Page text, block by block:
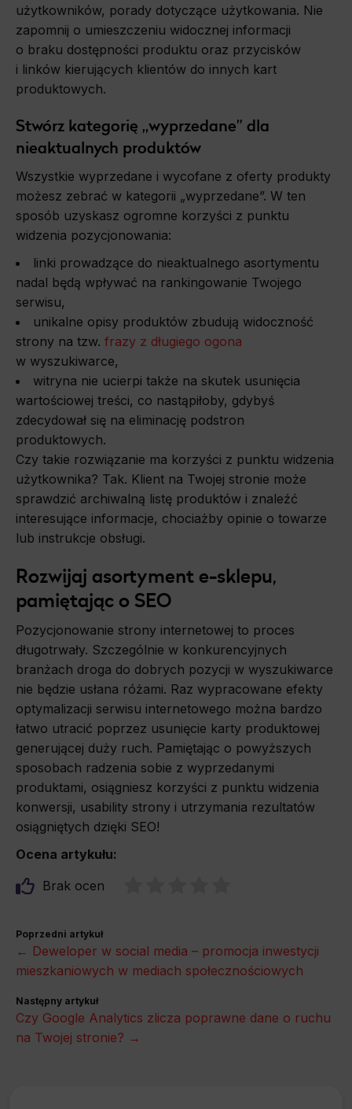
użytkowników, porady dotyczące użytkowania. Nie
zapomnij o umieszczeniu widocznej informacji
o braku dostępności produktu oraz przycisków
i linków kierujących klientów do innych kart
produktowych.
Stwórz kategorię „wyprzedane” dla
nieaktualnych produktów
Wszystkie wyprzedane i wycofane z oferty produkty
możesz zebrać w kategorii „wyprzedane”. W ten
sposób uzyskasz ogromne korzyści z punktu
widzenia pozycjonowania:
linki prowadzące do nieaktualnego asortymentu
nadal będą wpływać na rankingowanie Twojego
serwisu,
unikalne opisy produktów zbudują widoczność
strony na tzw. frazy z długiego ogona
w wyszukiwarce,
witryna nie ucierpi także na skutek usunięcia
wartościowej treści, co nastąpiłoby, gdybyś
zdecydował się na eliminację podstron
produktowych.
Czy takie rozwiązanie ma korzyści z punktu widzenia
użytkownika? Tak. Klient na Twojej stronie może
sprawdzić archiwalną listę produktów i znaleźć
interesujące informacje, chociażby opinie o towarze
lub instrukcje obsługi.
Rozwijaj asortyment e-sklepu,
pamiętając o SEO
Pozycjonowanie strony internetowej to proces
długotrwały. Szczególnie w konkurencyjnych
branżach droga do dobrych pozycji w wyszukiwarce
nie będzie usłana różami. Raz wypracowane efekty
optymalizacji serwisu internetowego można bardzo
łatwo utracić poprzez usunięcie karty produktowej
generującej duży ruch. Pamiętając o powyższych
sposobach radzenia sobie z wyprzedanymi
produktami, osiągniesz korzyści z punktu widzenia
konwersji, usability strony i utrzymania rezultatów
osiągniętych dzięki SEO!
Ocena artykułu:
Brak ocen
Poprzedni artykuł
← Deweloper w social media – promocja inwestycji
mieszkaniowych w mediach społecznościowych
Następny artykuł
Czy Google Analytics zlicza poprawne dane o ruchu
na Twojej stronie? →